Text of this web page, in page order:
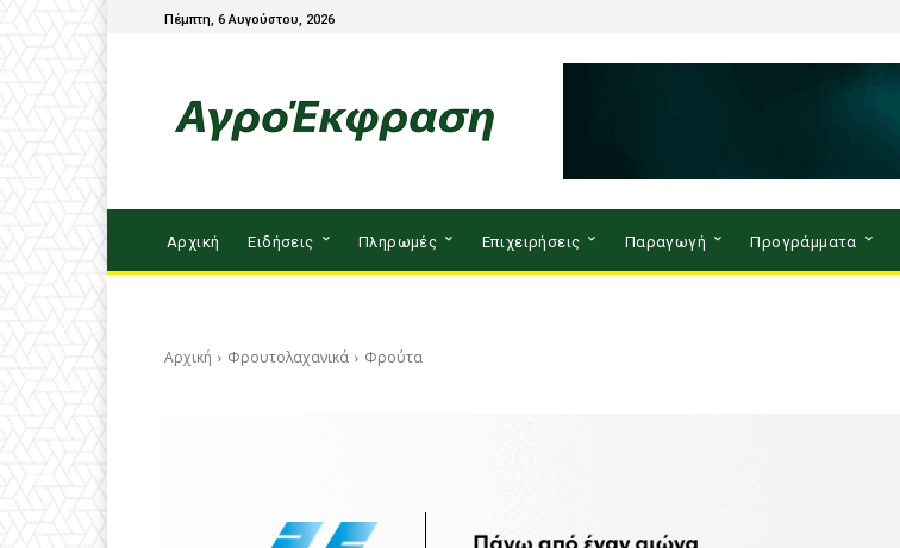
Πέμπτη, 6 Αυγούστου, 2026
Αρχική Ειδήσεις Πληρωμές Επιχειρήσεις Παραγωγή Προγράμματα
Αρχική Φρουτολαχανικά Φρούτα